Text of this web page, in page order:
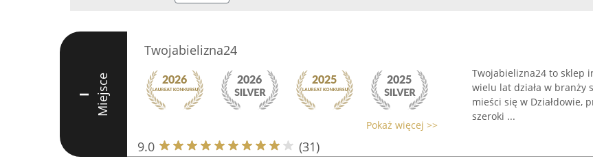
I Miejsce
Twojabielizna24
Pokaż więcej >>
9.0 (31)
Twojabielizna24 to sklep
wielu lat działa w branży
mieści się w Działdowie,
szeroki ...